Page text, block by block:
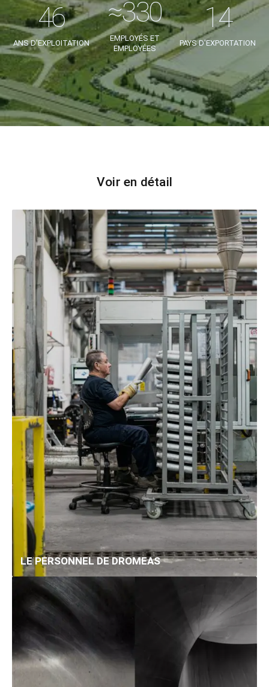
ANS D'EXPLOITATION
EMPLOYÉS ET
EMPLOYÉES
PAYS D'EXPORTATION
Voir en détail
LE PERSONNEL DE DROMEAS